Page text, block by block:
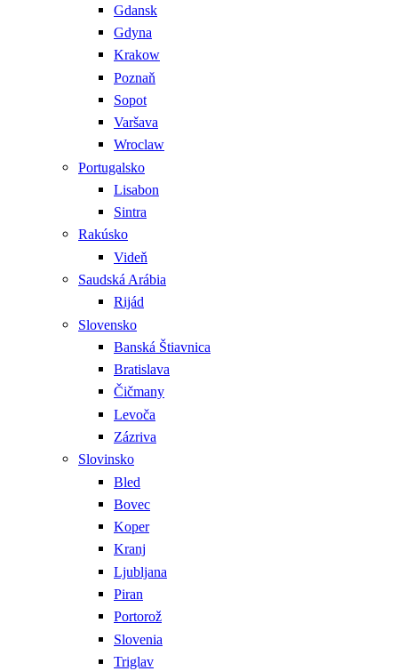
Gdansk
Gdyna
Krakow
Poznaň
Sopot
Varšava
Wroclaw
Portugalsko
Lisabon
Sintra
Rakúsko
Videň
Saudská Arábia
Rijád
Slovensko
Banská Štiavnica
Bratislava
Čičmany
Levoča
Zázriva
Slovinsko
Bled
Bovec
Koper
Kranj
Ljubljana
Piran
Portorož
Slovenia
Triglav